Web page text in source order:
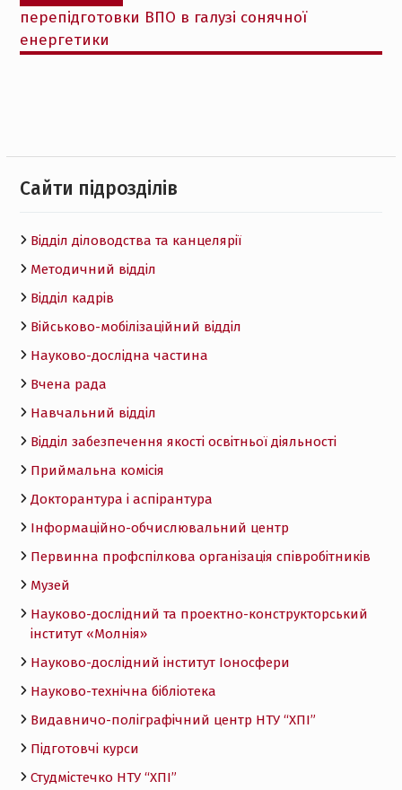
перепідготовки ВПО в галузі сонячної
енергетики
Cайти підрозділів
Відділ діловодства та канцелярії
Методичний відділ
Відділ кадрів
Військово-мобілізаційний відділ
Науково-дослідна частина
Вчена рада
Навчальний відділ
Відділ забезпечення якості освітньої діяльності
Приймальна комісія
Докторантура і аспірантура
Інформаційно-обчислювальний центр
Первинна профспілкова організація співробітників
Музей
Науково-дослідний та проектно-конструкторський
інститут «Молнія»
Науково-дослідний інститут Іоносфери
Науково-технічна бібліотека
Видавничо-поліграфічний центр НТУ “ХПІ”
Підготовчі курси
Студмістечко НТУ “ХПІ”